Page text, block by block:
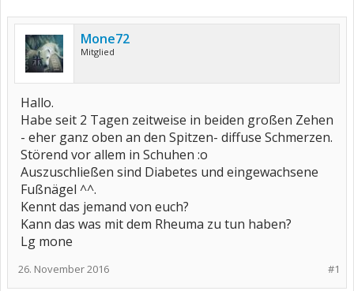
Mone72
Mitglied
Hallo.
Habe seit 2 Tagen zeitweise in beiden großen Zehen
- eher ganz oben an den Spitzen- diffuse Schmerzen.
Störend vor allem in Schuhen :o
Auszuschließen sind Diabetes und eingewachsene
Fußnägel ^^.
Kennt das jemand von euch?
Kann das was mit dem Rheuma zu tun haben?
Lg mone
#1
26. November 2016